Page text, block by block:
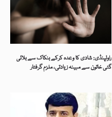
راولپنڈی: شادی کا وعدہ کرکے بنکاک سے بلائی
گئی خاتون سے مبینہ زیادتی، ملزم گرفتار